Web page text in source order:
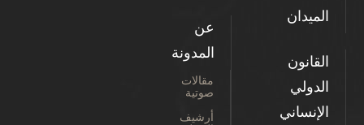
الميدان
القانون
الدولي
الإنساني
عن
المدونة
مقالات
صوتية
أرشيف